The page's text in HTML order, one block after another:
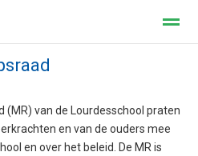
Nieuws Agenda
(MR) van de Lourdesschool praten
en van de ouders mee
en over het beleid. De MR is